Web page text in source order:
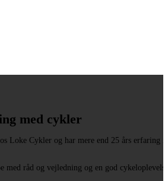
med cykler
Loke Cykler og har mere end 25 års erfaring i
med råd og vejledning og en god